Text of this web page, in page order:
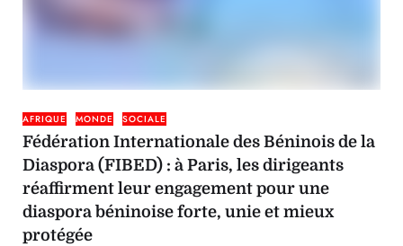
AFRIQUE MONDE SOCIALE
Fédération Internationale des Béninois de la
Diaspora (FIBED) : à Paris, les dirigeants
réaffirment leur engagement pour une
diaspora béninoise forte, unie et mieux
protégée